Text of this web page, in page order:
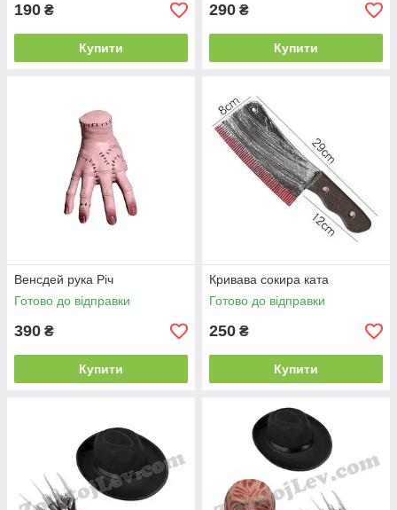
190 ₴
Купити
290 ₴
Купити
Венсдей рука Річ
Готово до відправки
390 ₴
Купити
Кривава сокира ката
Готово до відправки
250 ₴
Купити